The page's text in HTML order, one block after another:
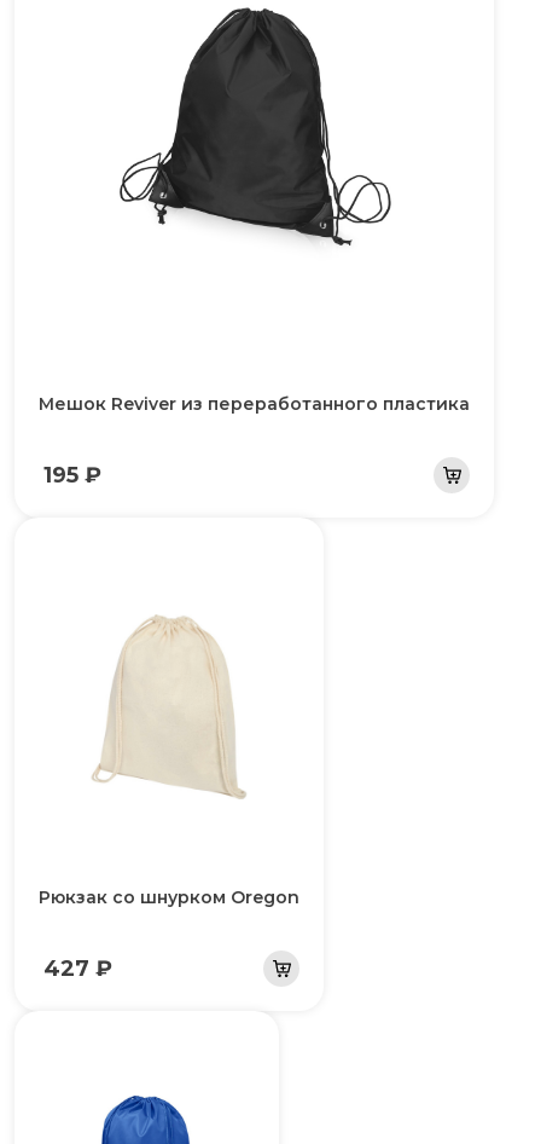
Мешок Reviver из переработанного пластика
195 ₽
Рюкзак со шнурком Oregon
427 ₽